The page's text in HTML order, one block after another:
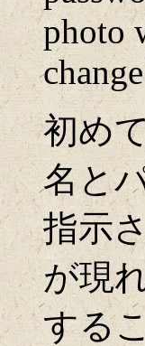
photo
初め
名と
指示
が現
する